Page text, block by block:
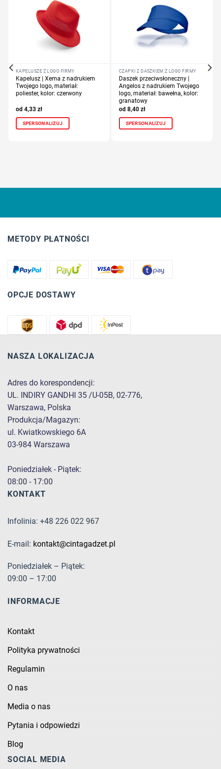
KAPELUSZE Z LOGO FIRMY
Kapelusz | Xema z nadrukiem
Twojego logo, materiał:
poliester, kolor: czerwony
4,33 zł
SPERSONALIZUJ
CZAPKI Z DASZKIEM Z LOGO FIRMY
Daszek przeciwsłoneczny |
Angelos z nadrukiem Twojego
logo, materiał: bawełna, kolor:
granatowy
8,40 zł
SPERSONALIZUJ
METODY PŁATNOŚCI
OPCJE DOSTAWY
NASZA LOKALIZACJA
Adres do korespondencji:
UL. INDIRY GANDHI 35 /U-05B, 02-776,
Warszawa, Polska
Produkcja/Magazyn:
ul. Kwiatkowskiego 6A
03-984 Warszawa
Poniedziałek - Piątek:
08:00 - 17:00
KONTAKT
Infolinia: +48 226 022 967
E-mail: kontakt@cintagadzet.pl
Poniedziałek – Piątek:
09:00 – 17:00
INFORMACJE
Kontakt
Polityka prywatności
Regulamin
O nas
Media o nas
Pytania i odpowiedzi
Blog
SOCIAL MEDIA